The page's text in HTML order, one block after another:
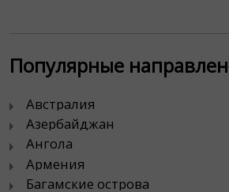
Популярные
Австралия
Азербайджан
Ангола
Армения
Багамские острова